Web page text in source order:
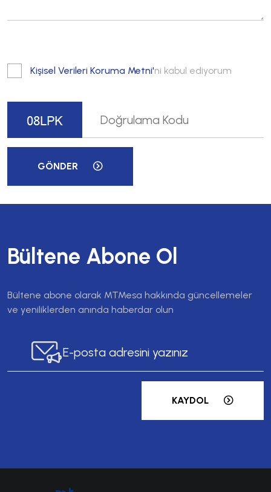
Kişisel Verileri Koruma Metni'ni kabul ediyorum
GÖNDER
Bültene Abone Ol
Bültene abone olarak MTMesa hakkında güncellemeler
ve yeniliklerden anında haberdar olun
KAYDOL